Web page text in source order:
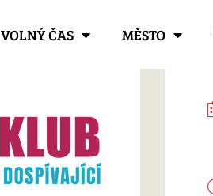
VOLNÝ ČAS MĚSTO